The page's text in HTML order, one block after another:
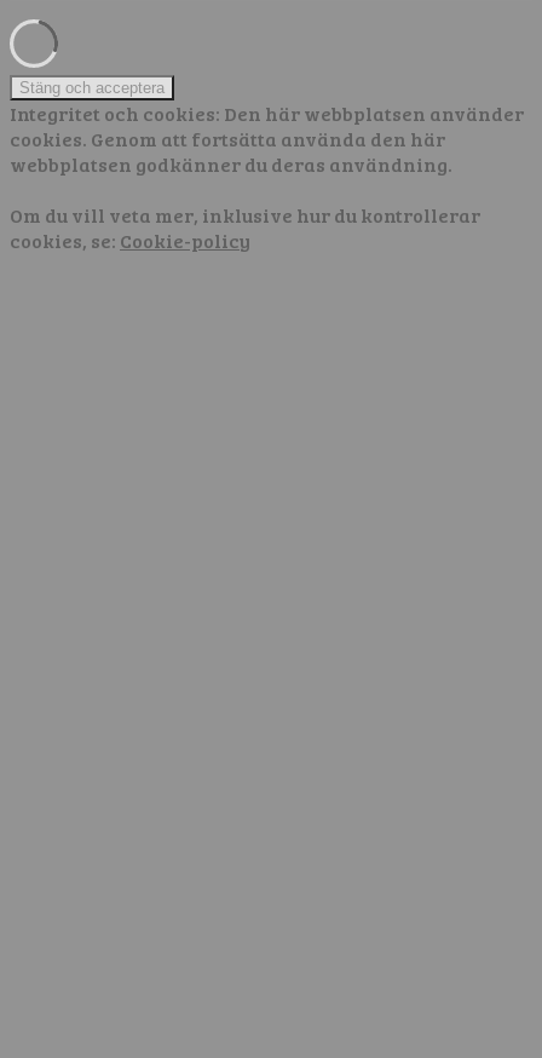
Integritet och cookies: Den här webbplatsen använder
cookies. Genom att fortsätta använda den här
webbplatsen godkänner du deras användning.
Om du vill veta mer, inklusive hur du kontrollerar
cookies, se: Cookie-policy